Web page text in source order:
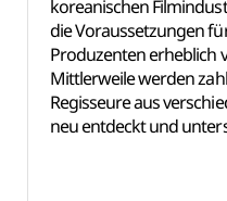
koreanischen
die Voraussetzungen
Produzenten erheblich
Mittlerweile werden
Regisseure aus
neu entdeckt und